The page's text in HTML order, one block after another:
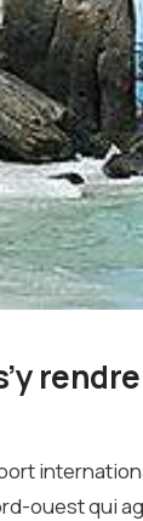
ouest qui